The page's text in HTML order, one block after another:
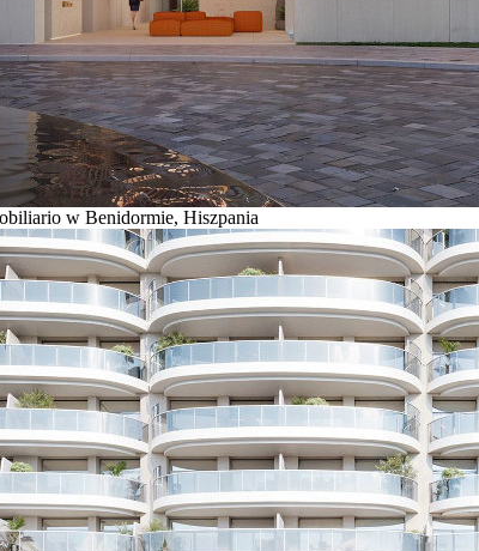
w Benidormie, Hiszpania